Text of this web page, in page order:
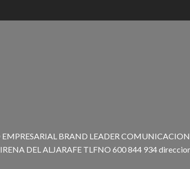
BRAND LEADER
DEL ALJARAFE TLFNO 600 844 934